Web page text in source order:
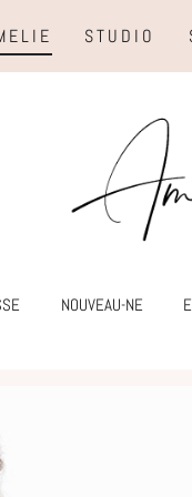
STUDIO
NOUVEAU-NE